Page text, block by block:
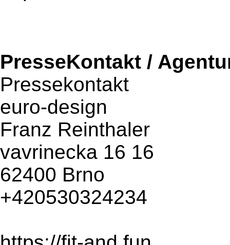
PresseKontakt /
Pressekontakt
euro-design
Franz Reinthaler
vavrinecka 16 16
62400 Brno
+420530324234